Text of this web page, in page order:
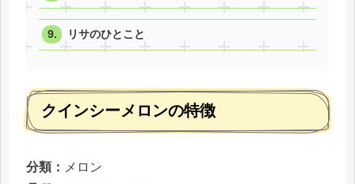
リサのひとこと
クインシーメロンの特徴
分類： メロン